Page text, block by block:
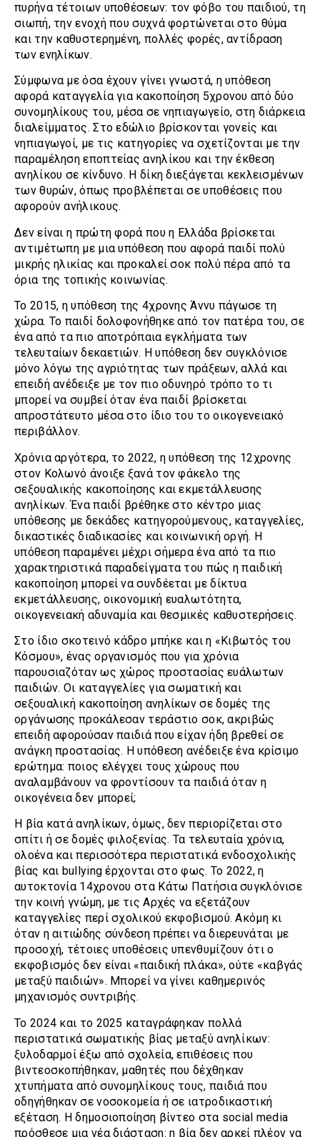
πυρήνα τέτοιων υποθέσεων: τον φόβο του παιδιού, τη
σιωπή, την ενοχή που συχνά φορτώνεται στο θύμα
και την καθυστερημένη, πολλές φορές, αντίδραση
των ενηλίκων.
Σύμφωνα με όσα έχουν γίνει γνωστά, η υπόθεση
αφορά καταγγελία για κακοποίηση 5χρονου από δύο
συνομηλίκους του, μέσα σε νηπιαγωγείο, στη διάρκεια
διαλείμματος. Στο εδώλιο βρίσκονται γονείς και
νηπιαγωγοί, με τις κατηγορίες να σχετίζονται με την
παραμέληση εποπτείας ανηλίκου και την έκθεση
ανηλίκου σε κίνδυνο. Η δίκη διεξάγεται κεκλεισμένων
των θυρών, όπως προβλέπεται σε υποθέσεις που
αφορούν ανήλικους.
Δεν είναι η πρώτη φορά που η Ελλάδα βρίσκεται
αντιμέτωπη με μια υπόθεση που αφορά παιδί πολύ
μικρής ηλικίας και προκαλεί σοκ πολύ πέρα από τα
όρια της τοπικής κοινωνίας.
Το 2015, η υπόθεση της 4χρονης Άννυ πάγωσε τη
χώρα. Το παιδί δολοφονήθηκε από τον πατέρα του, σε
ένα από τα πιο αποτρόπαια εγκλήματα των
τελευταίων δεκαετιών. Η υπόθεση δεν συγκλόνισε
μόνο λόγω της αγριότητας των πράξεων, αλλά και
επειδή ανέδειξε με τον πιο οδυνηρό τρόπο το τι
μπορεί να συμβεί όταν ένα παιδί βρίσκεται
απροστάτευτο μέσα στο ίδιο του το οικογενειακό
περιβάλλον.
Χρόνια αργότερα, το 2022, η υπόθεση της 12χρονης
στον Κολωνό άνοιξε ξανά τον φάκελο της
σεξουαλικής κακοποίησης και εκμετάλλευσης
ανηλίκων. Ένα παιδί βρέθηκε στο κέντρο μιας
υπόθεσης με δεκάδες κατηγορούμενους, καταγγελίες,
δικαστικές διαδικασίες και κοινωνική οργή. Η
υπόθεση παραμένει μέχρι σήμερα ένα από τα πιο
χαρακτηριστικά παραδείγματα του πώς η παιδική
κακοποίηση μπορεί να συνδέεται με δίκτυα
εκμετάλλευσης, οικονομική ευαλωτότητα,
οικογενειακή αδυναμία και θεσμικές καθυστερήσεις.
Στο ίδιο σκοτεινό κάδρο μπήκε και η «Κιβωτός του
Κόσμου», ένας οργανισμός που για χρόνια
παρουσιαζόταν ως χώρος προστασίας ευάλωτων
παιδιών. Οι καταγγελίες για σωματική και
σεξουαλική κακοποίηση ανηλίκων σε δομές της
οργάνωσης προκάλεσαν τεράστιο σοκ, ακριβώς
επειδή αφορούσαν παιδιά που είχαν ήδη βρεθεί σε
ανάγκη προστασίας. Η υπόθεση ανέδειξε ένα κρίσιμο
ερώτημα: ποιος ελέγχει τους χώρους που
αναλαμβάνουν να φροντίσουν τα παιδιά όταν η
οικογένεια δεν μπορεί;
Η βία κατά ανηλίκων, όμως, δεν περιορίζεται στο
σπίτι ή σε δομές φιλοξενίας. Τα τελευταία χρόνια,
ολοένα και περισσότερα περιστατικά ενδοσχολικής
βίας και bullying έρχονται στο φως. Το 2022, η
αυτοκτονία 14χρονου στα Κάτω Πατήσια συγκλόνισε
την κοινή γνώμη, με τις Αρχές να εξετάζουν
καταγγελίες περί σχολικού εκφοβισμού. Ακόμη κι
όταν η αιτιώδης σύνδεση πρέπει να διερευνάται με
προσοχή, τέτοιες υποθέσεις υπενθυμίζουν ότι ο
εκφοβισμός δεν είναι «παιδική πλάκα», ούτε «καβγάς
μεταξύ παιδιών». Μπορεί να γίνει καθημερινός
μηχανισμός συντριβής.
Το 2024 και το 2025 καταγράφηκαν πολλά
περιστατικά σωματικής βίας μεταξύ ανηλίκων:
ξυλοδαρμοί έξω από σχολεία, επιθέσεις που
βιντεοσκοπήθηκαν, μαθητές που δέχθηκαν
χτυπήματα από συνομηλίκους τους, παιδιά που
οδηγήθηκαν σε νοσοκομεία ή σε ιατροδικαστική
εξέταση. Η δημοσιοποίηση βίντεο στα social media
πρόσθεσε μια νέα διάσταση: η βία δεν αρκεί πλέον να